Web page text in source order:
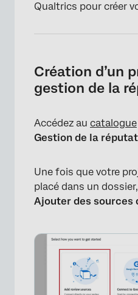
Qualtrics pour créer
Création d’un
gestion de la
Accédez au catalogue
Gestion de la
Une fois que votre
placé dans un
Ajouter des sources